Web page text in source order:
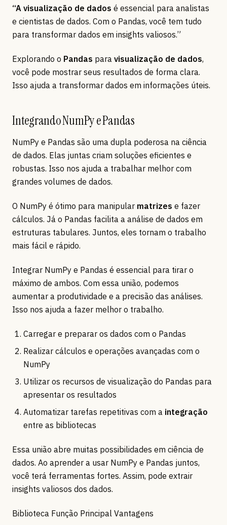
“A visualização de dados é essencial para analistas
e cientistas de dados. Com o Pandas, você tem tudo
para transformar dados em insights valiosos.”
Explorando o Pandas para visualização de dados,
você pode mostrar seus resultados de forma clara.
Isso ajuda a transformar dados em informações úteis.
Integrando NumPy e Pandas
NumPy e Pandas são uma dupla poderosa na ciência
de dados. Elas juntas criam soluções eficientes e
robustas. Isso nos ajuda a trabalhar melhor com
grandes volumes de dados.
O NumPy é ótimo para manipular matrizes e fazer
cálculos. Já o Pandas facilita a análise de dados em
estruturas tabulares. Juntos, eles tornam o trabalho
mais fácil e rápido.
Integrar NumPy e Pandas é essencial para tirar o
máximo de ambos. Com essa união, podemos
aumentar a produtividade e a precisão das análises.
Isso nos ajuda a fazer melhor o trabalho.
Carregar e preparar os dados com o Pandas
Realizar cálculos e operações avançadas com o
NumPy
Utilizar os recursos de visualização do Pandas para
apresentar os resultados
Automatizar tarefas repetitivas com a integração
entre as bibliotecas
Essa união abre muitas possibilidades em ciência de
dados. Ao aprender a usar NumPy e Pandas juntos,
você terá ferramentas fortes. Assim, pode extrair
insights valiosos dos dados.
Biblioteca Função Principal Vantagens